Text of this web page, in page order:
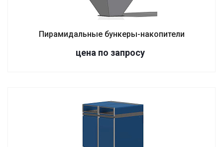
Пирамидальные бункеры-накопители
цена по запросу